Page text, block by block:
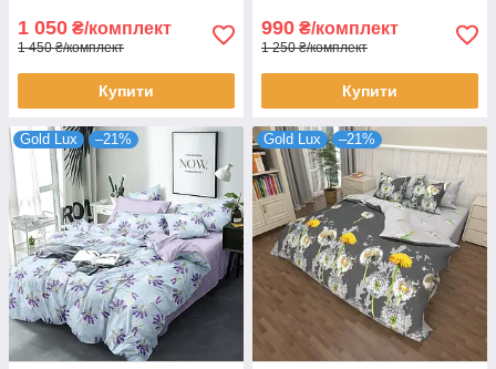
1 050 ₴/комплект
1 450 ₴/комплект
Купити
990 ₴/комплект
1 250 ₴/комплект
Купити
Gold Lux –21% Gold Lux –21%